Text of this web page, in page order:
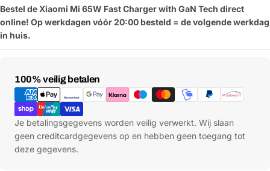
Bestel de Xiaomi Mi 65W Fast Charger with GaN Tech direct
online! Op werkdagen vóór 20:00 besteld = de volgende werkdag
in huis.
100% veilig betalen
Betaalmethoden
Je betalingsgegevens worden veilig verwerkt. Wij slaan
geen creditcardgegevens op en hebben geen toegang tot
deze gegevens.
Stel een vraag
Jouw
naam
Jouw